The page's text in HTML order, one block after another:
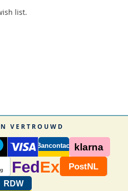
list.
VERTROUWD
Bancontact klarna
Fed Ex PostNL
RDW